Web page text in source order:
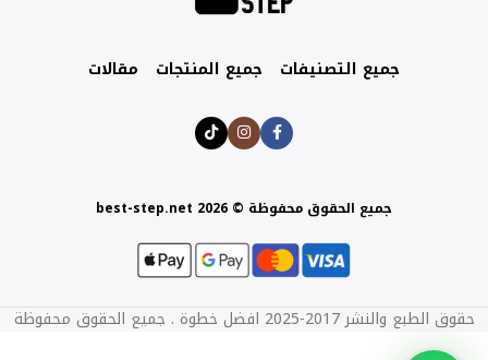
جميع التصنيفات جميع المنتجات مقالات
جميع الحقوق محفوظة © best-step.net 2026
حقوق الطبع والنشر 2017-2025 افضل خطوة . جميع الحقوق محفوظة